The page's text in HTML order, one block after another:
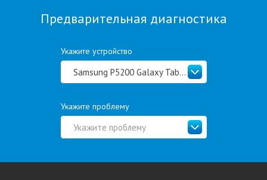
Предварительная диагностика
Укажите устройство
Samsung P5200 Galaxy Tab 3 10.1
Укажите проблему
Укажите проблему